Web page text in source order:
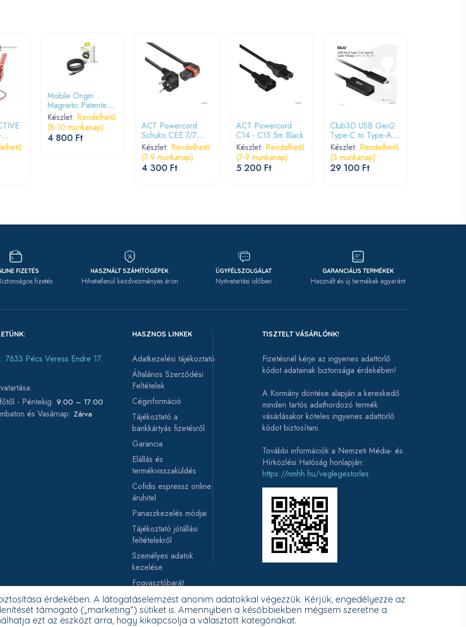
érdekében. A látogatáselemzést anonim adatokkal végezzük. Kérjük, engedélyezze az
támogató („marketing”) sütiket is. Amennyiben a későbbiekben mégsem szeretne a
ezt az eszközt arra, hogy kikapcsolja a választott kategóriákat.
Mobile Origin
Magnetic Patented
Original Cable USB-
A to USB-C 1m
Black
Készlet: Rendelhető
(8-10 munkanap)
4 800 Ft
ACT Powercord
Schuko CEE 7/7
male (angled) - C13
IEC Lock (left
angled) 1m Black
Készlet: Rendelhető
(7-9 munkanap)
4 300 Ft
ACT Powercord
C14 - C15 5m Black
Készlet: Rendelhető
(7-9 munkanap)
5 200 Ft
Club3D USB Gen2
Type-C to Type-A
cable 5m Black
Készlet: Rendelhető
(3 munkanap)
29 100 Ft
FIZETÉS
fizetés
HASZNÁLT SZÁMÍTÓGÉPEK
Hihetetlenül kezdvezményes áron
ÜGYFÉLSZOLGÁLAT
Nyitvatartási időben
GARANCIÁLIS TERMÉKEK
Használt és új termékek egyaránt
7633 Pécs Veress Endre 17.
- Péntekig: 9:00 – 17:00
és Vasárnap: Zárva
HASZNOS LINKEK
Adatkezelési tájékoztató
Általános Szerződési
Feltételek
Céginformáció
Tájékoztató a
bankkártyás fizetésről
Garancia
Elállás és
termékvisszaküldés
Cofidis espressz online
áruhitel
Panaszkezelés módjai
Tájékoztató jótállási
feltételekről
Személyes adatok
kezelése
Fogyasztóbarát
Elállás a szerződéstől
TISZTELT VÁSÁRLÓNK!
Fizetésnél kérje az ingyenes adattörlő
kódot adatainak biztonsága érdekében!
A Kormány döntése alapján a kereskedő
minden tartós adathordozó termék
vásárlásakor köteles ingyenes adattörlő
kódot biztosítani.
További információk a Nemzeti Média- és
Hírközlési Hatóság honlapján:
https://nmhh.hu/veglegestorles